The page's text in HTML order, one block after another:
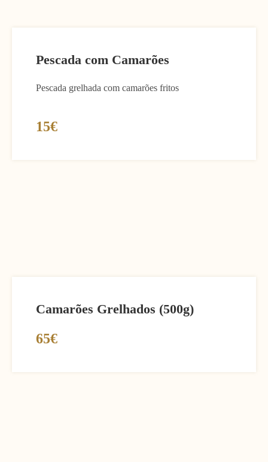
Pescada com Camarões
Pescada grelhada com camarões fritos
15€
Camarões Grelhados (500g)
65€